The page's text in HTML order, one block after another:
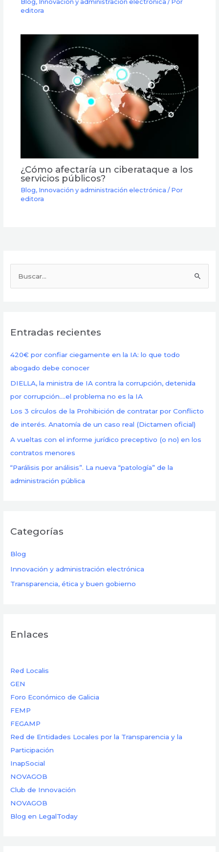
Blog, Innovación y administración electrónica / Por
editora
¿Cómo afectaría un ciberataque a los
servicios públicos?
Blog, Innovación y administración electrónica / Por
editora
a
p
o
r
:
Entradas recientes
420€ por confiar ciegamente en la IA: lo que todo
abogado debe conocer
DIELLA, la ministra de IA contra la corrupción, detenida
por corrupción….el problema no es la IA
Los 3 círculos de la Prohibición de contratar por Conflicto
de interés. Anatomía de un caso real (Dictamen oficial)
A vueltas con el informe jurídico preceptivo (o no) en los
contratos menores
“Parálisis por análisis”. La nueva “patología” de la
administración pública
Categorías
Blog
Innovación y administración electrónica
Transparencia, ética y buen gobierno
Enlaces
Red Localis
GEN
Foro Económico de Galicia
FEMP
FEGAMP
Red de Entidades Locales por la Transparencia y la
Participación
InapSocial
NOVAGOB
Club de Innovación
NOVAGOB
Blog en LegalToday